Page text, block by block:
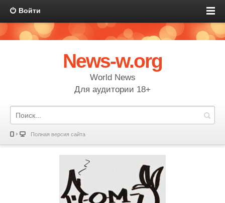
Войти
News-w.org
World News
Для аудитории 18+
Полная версия сайта